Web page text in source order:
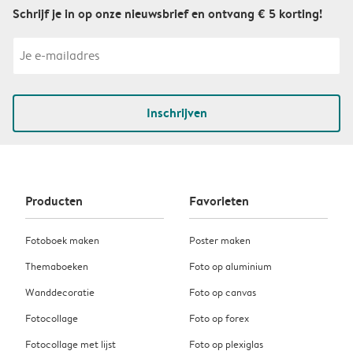
Schrijf je in op onze nieuwsbrief en ontvang € 5 korting!
Inschrijven
Producten
Fotoboek maken
Themaboeken
Wanddecoratie
Fotocollage
Fotocollage met lijst
Favorieten
Poster maken
Foto op aluminium
Foto op canvas
Foto op forex
Foto op plexiglas